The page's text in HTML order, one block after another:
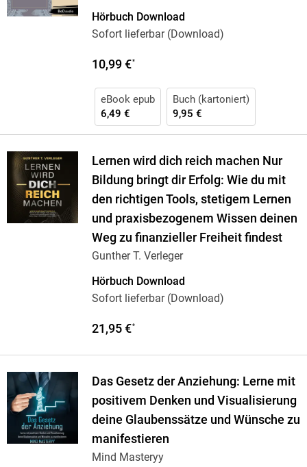
Hörbuch Download
Sofort lieferbar (Download)
10,99 €*
eBook epub
6,49 €
Buch (kartoniert)
9,95 €
Lernen wird dich reich machen Nur
Bildung bringt dir Erfolg: Wie du mit
den richtigen Tools, stetigem Lernen
und praxisbezogenem Wissen deinen
Weg zu finanzieller Freiheit findest
Gunther T. Verleger
Hörbuch Download
Sofort lieferbar (Download)
21,95 €*
Das Gesetz der Anziehung: Lerne mit
positivem Denken und Visualisierung
deine Glaubenssätze und Wünsche zu
manifestieren
Mind Masteryy